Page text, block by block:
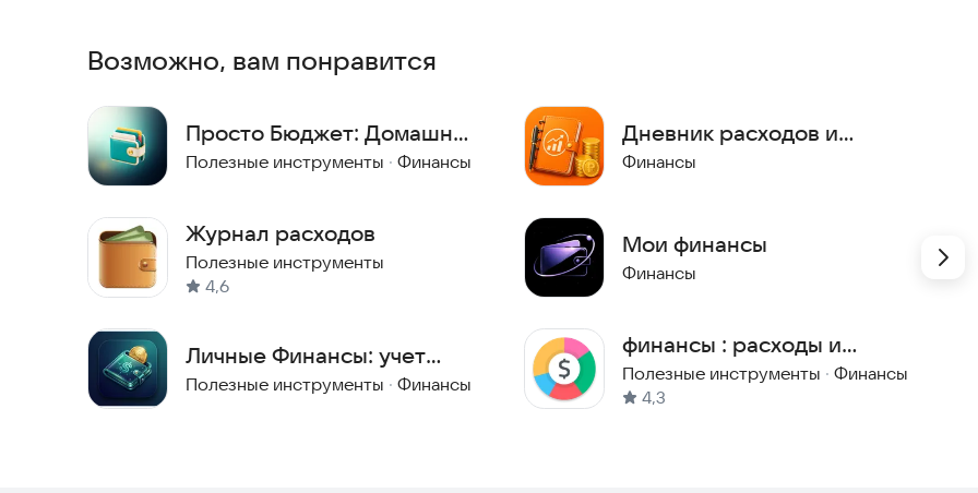
- Полная конфиденциальность, без облака и синхронизации
- Чистый современный дизайн
- Полностью офлайн
Почта разработчика:
Возможно, вам понравится
Просто Бюджет: Домашний
учёт
Полезные инструменты · Финансы
Журнал расходов
Полезные инструменты
4,6
Личные Финансы: учет
расходов, доходов и
Полезные инструменты · Финансы
Дневник расходов и
доходов
Финансы
Мои финансы
Финансы
финансы : расходы и
доходы
Полезные инструменты · Финансы
4,3